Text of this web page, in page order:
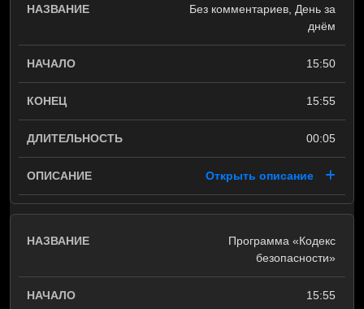
Без комментариев, День за
днём
15:50
15:55
00:05
Открыть описание
Программа «Кодекс
безопасности»
15:55